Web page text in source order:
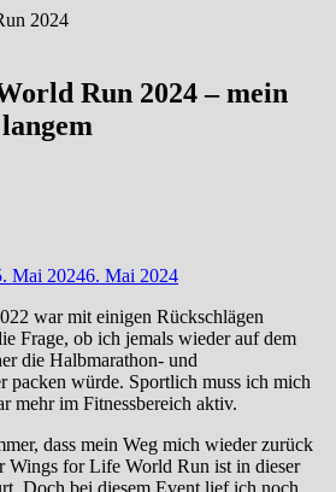
Run 2024 – mein
Mai 20246. Mai 2024
war mit einigen Rückschlägen
Frage, ob ich jemals wieder auf dem
die Halbmarathon- und
packen würde. Sportlich muss ich mich
mehr im Fitnessbereich aktiv.
dass mein Weg mich wieder zurück
Wings for Life World Run ist in dieser
Doch bei diesem Event lief ich noch